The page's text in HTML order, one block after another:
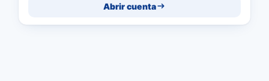
Abrir cuenta